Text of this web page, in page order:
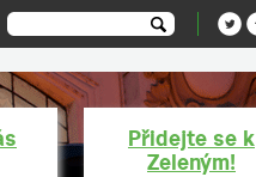
Přidejte se k
Zeleným!